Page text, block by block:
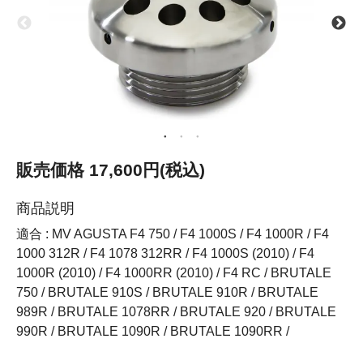
販売価格 17,600円(税込)
商品説明
適合 : MV AGUSTA F4 750 / F4 1000S / F4 1000R / F4
1000 312R / F4 1078 312RR / F4 1000S (2010) / F4
1000R (2010) / F4 1000RR (2010) / F4 RC / BRUTALE
750 / BRUTALE 910S / BRUTALE 910R / BRUTALE
989R / BRUTALE 1078RR / BRUTALE 920 / BRUTALE
990R / BRUTALE 1090R / BRUTALE 1090RR /